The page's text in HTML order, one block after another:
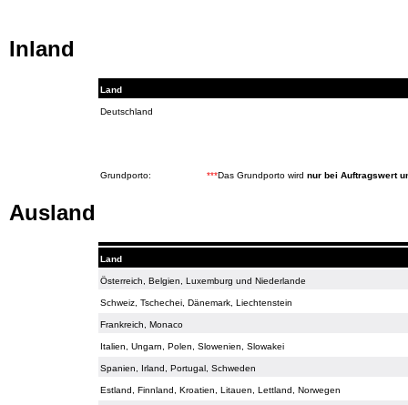
Inland
Land
Deutschland
Grundporto: ***Das Grundporto wird nur bei Auftragswert
Ausland
Land
Österreich, Belgien, Luxemburg und Niederlande
Schweiz, Tschechei, Dänemark, Liechtenstein
Frankreich, Monaco
Italien, Ungarn, Polen, Slowenien, Slowakei
Spanien, Irland, Portugal, Schweden
Estland, Finnland, Kroatien, Litauen, Lettland, Norwegen